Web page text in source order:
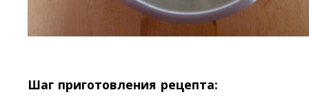
Шаг приготовления рецепта: